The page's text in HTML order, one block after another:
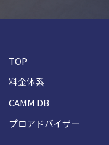
TOP
料金体系
CAMM DB
プロアドバイザー